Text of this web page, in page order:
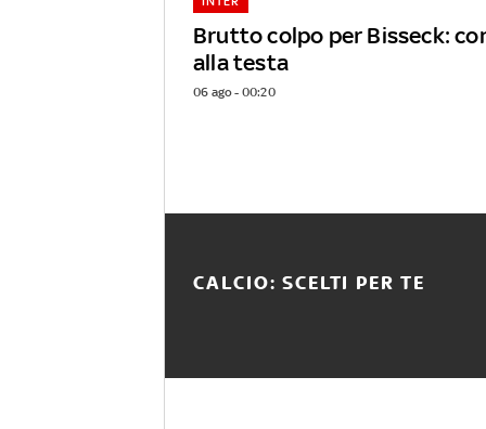
Brutto colpo per Bisseck:
alla testa
06 ago - 00:20
CALCIO: SCELTI PER TE